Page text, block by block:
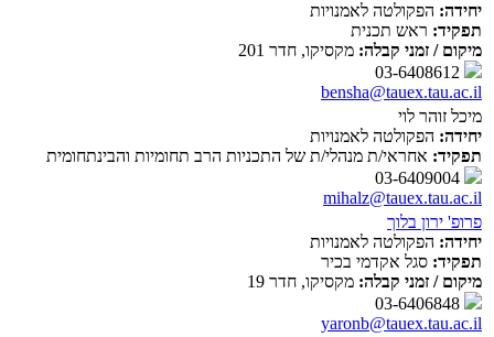
יחידה: הפקולטה לאמנויות
תפקיד: ראש תכנית
מיקום / זמני קבלה: מקסיקו, חדר 201
bensha@tauex.tau.ac.il
מיכל זוהר לוי
יחידה: הפקולטה לאמנויות
תפקיד: אחראי/ת מנהלי/ת של התכניות הרב תחומיות והבינתחומית
mihalz@tauex.tau.ac.il
פרופ' ירון בלוך
יחידה: הפקולטה לאמנויות
תפקיד: סגל אקדמי בכיר
מיקום / זמני קבלה: מקסיקו, חדר 19
yaronb@tauex.tau.ac.il